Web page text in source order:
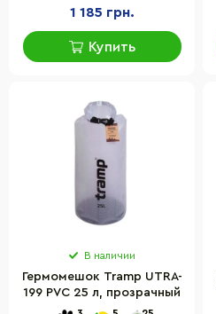
1 185 грн.
Купить
В наличии
Гермомешок Tramp UTRA-
199 PVC 25 л, прозрачный